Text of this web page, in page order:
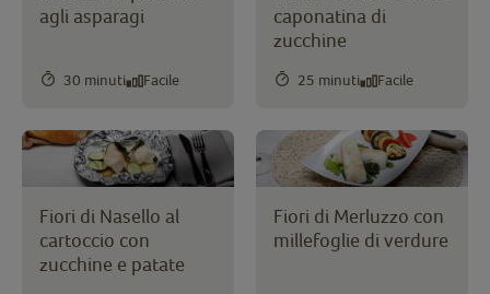
agli asparagi
30 minuti Facile
caponatina di
zucchine
25 minuti Facile
Fiori di Nasello al
cartoccio con
zucchine e patate
Fiori di Merluzzo con
millefoglie di verdure